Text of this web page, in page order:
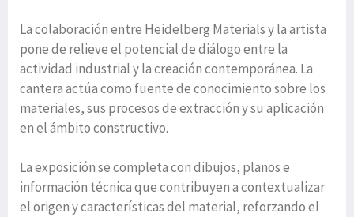
La colaboración entre Heidelberg Materials y la artista
pone de relieve el potencial de diálogo entre la
actividad industrial y la creación contemporánea. La
cantera actúa como fuente de conocimiento sobre los
materiales, sus procesos de extracción y su aplicación
en el ámbito constructivo.
La exposición se completa con dibujos, planos e
información técnica que contribuyen a contextualizar
el origen y características del material, reforzando el